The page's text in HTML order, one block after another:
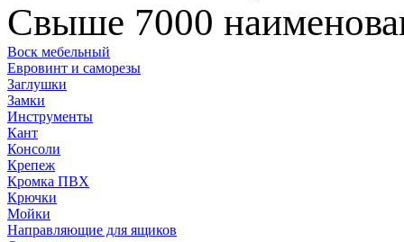
Свыше 7000
Воск мебельный
Евровинт и саморезы
Заглушки
Замки
Инструменты
Кант
Консоли
Крепеж
Кромка ПВХ
Крючки
Мойки
Направляющие для ящиков